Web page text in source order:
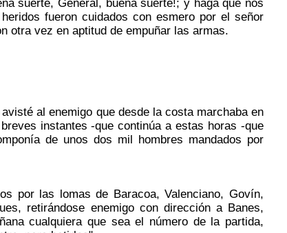
suerte, General, buena suerte!; y haga que nos
fueron cuidados con esmero por el señor
otra vez en aptitud de empuñar las armas.
al enemigo que desde la costa marchaba en
instantes -que continúa a estas horas -que
de unos dos mil hombres mandados por
por las lomas de Baracoa, Valenciano, Govín,
retirándose enemigo con dirección a Banes,
cualquiera que sea el número de la partida,